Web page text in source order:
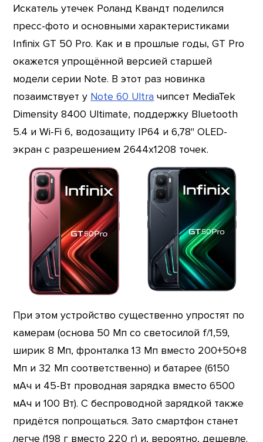
Искатель утечек Роланд Квандт поделился
пресс-фото и основными характеристиками
Infinix GT 50 Pro. Как и в прошлые годы, GT Pro
окажется упрощённой версией старшей
модели серии Note. В этот раз новинка
позаимствует у Note 60 Ultra чипсет MediaTek
Dimensity 8400 Ultimate, поддержку Bluetooth
5.4 и Wi-Fi 6, водозащиту IP64 и 6,78" OLED-
экран с разрешением 2644х1208 точек.
При этом устройство существенно упростят по
камерам (основа 50 Мп со светосилой f/1,59,
ширик 8 Мп, фронталка 13 Мп вместо 200+50+8
Мп и 32 Мп соответственно) и батарее (6150
мАч и 45-Вт проводная зарядка вместо 6500
мАч и 100 Вт). С беспроводной зарядкой также
придётся попрощаться. Зато смартфон станет
легче (198 г вместо 220 г) и, вероятно, дешевле.